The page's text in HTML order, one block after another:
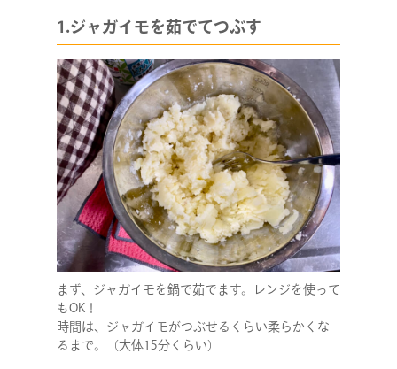
1.ジャガイモを茹でてつぶす
まず、ジャガイモを鍋で茹でます。レンジを使って
もOK！
時間は、ジャガイモがつぶせるくらい柔らかくな
るまで。（大体15分くらい）